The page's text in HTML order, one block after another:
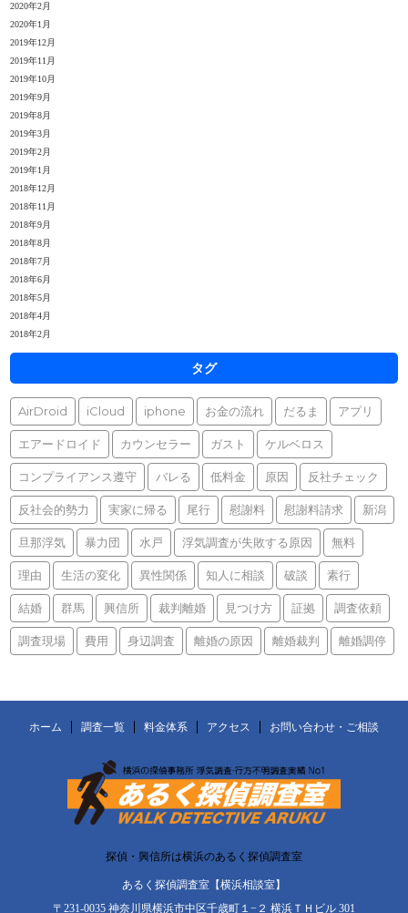
2020年2月
2020年1月
2019年12月
2019年11月
2019年10月
2019年9月
2019年8月
2019年3月
2019年2月
2019年1月
2018年12月
2018年11月
2018年9月
2018年8月
2018年7月
2018年6月
2018年5月
2018年4月
2018年2月
タグ
AirDroid iCloud iphone お金の流れ だるま アプリ
エアードロイド カウンセラー ガスト ケルベロス
コンプライアンス遵守 バレる 低料金 原因 反社チェック
反社会的勢力 実家に帰る 尾行 慰謝料 慰謝料請求 新潟
旦那浮気 暴力団 水戸 浮気調査が失敗する原因 無料
理由 生活の変化 異性関係 知人に相談 破談 素行
結婚 群馬 興信所 裁判離婚 見つけ方 証拠 調査依頼
調査現場 費用 身辺調査 離婚の原因 離婚裁判 離婚調停
ホーム 調査一覧 料金体系 アクセス お問い合わせ・ご相談
探偵・興信所は横浜のあるく探偵調査室
あるく探偵調査室【横浜相談室】
〒231-0035 神奈川県横浜市中区千歳町１−２ 横浜ＴＨビル 301